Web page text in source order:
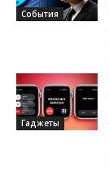
События
Гаджеты